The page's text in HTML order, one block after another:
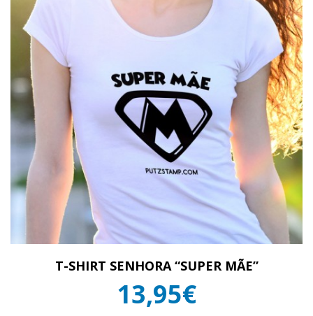
T-SHIRT SENHORA “SUPER MÃE”
13,95€